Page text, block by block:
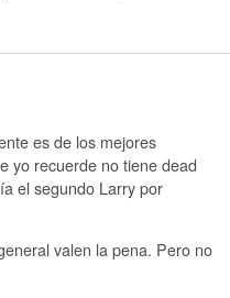
es de los mejores
yo recuerde no tiene dead
el segundo Larry por
valen la pena. Pero no